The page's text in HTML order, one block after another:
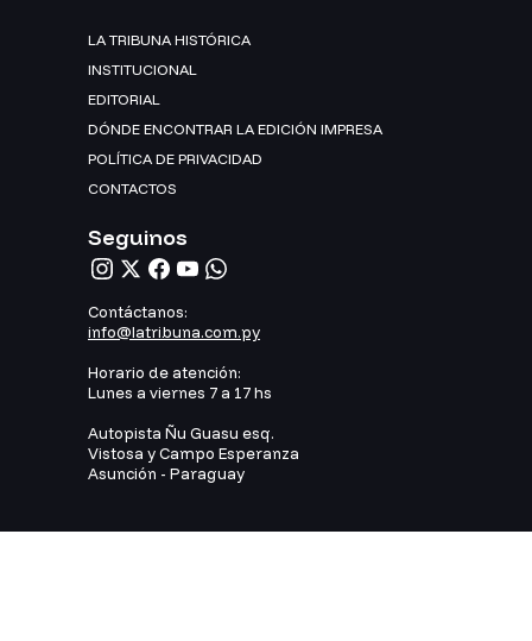
LA TRIBUNA HISTÓRICA
INSTITUCIONAL
EDITORIAL
DÓNDE ENCONTRAR LA EDICIÓN IMPRESA
POLÍTICA DE PRIVACIDAD
CONTACTOS
Seguinos
Contáctanos:
info@latribuna.com.py
Horario de atención:
Lunes a viernes 7 a 17 hs
Autopista Ñu Guasu esq.
Vistosa y Campo Esperanza
Asunción - Paraguay